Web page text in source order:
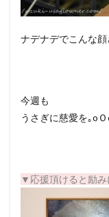
ナデナデでこんな
今週も
うさぎに慈愛を｡o
▼応援頂けると励